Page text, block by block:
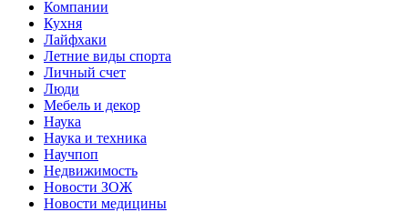
Компании
Кухня
Лайфхаки
Летние виды спорта
Личный счет
Люди
Мебель и декор
Наука
Наука и техника
Научпоп
Недвижимость
Новости ЗОЖ
Новости медицины